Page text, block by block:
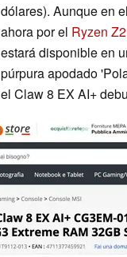
dólares). Aunque en
ahora por el Ryzen Z2
estará disponible en
púrpura apodado
el Claw 8 EX AI+